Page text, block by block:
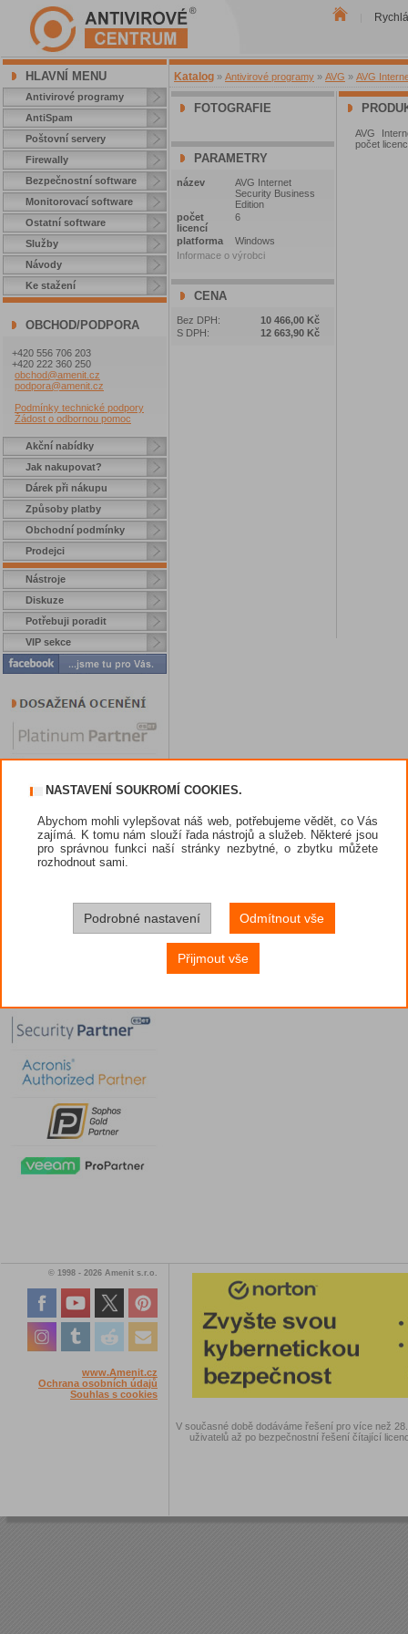
HLAVNÍ MENU
Antivirové programy
AntiSpam
Poštovní servery
Firewally
Bezpečnostní software
Monitorovací software
Ostatní software
Služby
Návody
Ke stažení
OBCHOD/PODPORA
+420 556 706 203
+420 222 360 250
obchod@amenit.cz
podpora@amenit.cz
Podmínky technické podpory
Žádost o odbornou pomoc
Akční nabídky
Jak nakupovat?
Dárek při nákupu
Způsoby platby
Obchodní podmínky
Prodejci
Nástroje
Diskuze
Potřebuji poradit
VIP sekce
Katalog » Antivirové programy » AVG » AVG
FOTOGRAFIE
PARAMETRY
název
AVG Internet
Security Business
Edition
počet
licencí
6
platforma
Windows
Informace o výrobci
CENA
Bez DPH:
10 466,00 Kč
S DPH:
12 663,90 Kč
AVG
počet
© 1998 - 2026 Amenit s.r.o.
www.Amenit.cz
Ochrana osobních údajů
Souhlas s cookies
V současné době dodáváme řešení pro více než
uživatelů až po bezpečnostní řešení čítající
NASTAVENÍ SOUKROMÍ COOKIES.
Abychom mohli vylepšovat náš web, potřebujeme vědět, co Vás
zajímá. K tomu nám slouží řada nástrojů a služeb. Některé jsou
pro správnou funkci naší stránky nezbytné, o zbytku můžete
rozhodnout sami.
Podrobné nastavení Odmítnout vše
Přijmout vše